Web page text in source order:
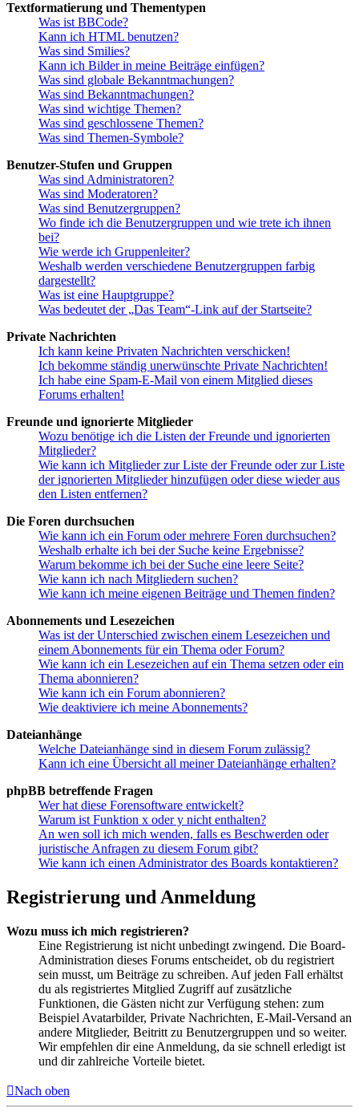
Textformatierung und Thementypen
Was ist BBCode?
Kann ich HTML benutzen?
Was sind Smilies?
Kann ich Bilder in meine Beiträge einfügen?
Was sind globale Bekanntmachungen?
Was sind Bekanntmachungen?
Was sind wichtige Themen?
Was sind geschlossene Themen?
Was sind Themen-Symbole?
Benutzer-Stufen und Gruppen
Was sind Administratoren?
Was sind Moderatoren?
Was sind Benutzergruppen?
Wo finde ich die Benutzergruppen und wie trete ich ihnen
bei?
Wie werde ich Gruppenleiter?
Weshalb werden verschiedene Benutzergruppen farbig
dargestellt?
Was ist eine Hauptgruppe?
Was bedeutet der „Das Team“-Link auf der Startseite?
Private Nachrichten
Ich kann keine Privaten Nachrichten verschicken!
Ich bekomme ständig unerwünschte Private Nachrichten!
Ich habe eine Spam-E-Mail von einem Mitglied dieses
Forums erhalten!
Freunde und ignorierte Mitglieder
Wozu benötige ich die Listen der Freunde und ignorierten
Mitglieder?
Wie kann ich Mitglieder zur Liste der Freunde oder zur Liste
der ignorierten Mitglieder hinzufügen oder diese wieder aus
den Listen entfernen?
Die Foren durchsuchen
Wie kann ich ein Forum oder mehrere Foren durchsuchen?
Weshalb erhalte ich bei der Suche keine Ergebnisse?
Warum bekomme ich bei der Suche eine leere Seite?
Wie kann ich nach Mitgliedern suchen?
Wie kann ich meine eigenen Beiträge und Themen finden?
Abonnements und Lesezeichen
Was ist der Unterschied zwischen einem Lesezeichen und
einem Abonnements für ein Thema oder Forum?
Wie kann ich ein Lesezeichen auf ein Thema setzen oder ein
Thema abonnieren?
Wie kann ich ein Forum abonnieren?
Wie deaktiviere ich meine Abonnements?
Dateianhänge
Welche Dateianhänge sind in diesem Forum zulässig?
Kann ich eine Übersicht all meiner Dateianhänge erhalten?
phpBB betreffende Fragen
Wer hat diese Forensoftware entwickelt?
Warum ist Funktion x oder y nicht enthalten?
An wen soll ich mich wenden, falls es Beschwerden oder
juristische Anfragen zu diesem Forum gibt?
Wie kann ich einen Administrator des Boards kontaktieren?
Registrierung und Anmeldung
Wozu muss ich mich registrieren?
Eine Registrierung ist nicht unbedingt zwingend. Die Board-
Administration dieses Forums entscheidet, ob du registriert
sein musst, um Beiträge zu schreiben. Auf jeden Fall erhältst
du als registriertes Mitglied Zugriff auf zusätzliche
Funktionen, die Gästen nicht zur Verfügung stehen: zum
Beispiel Avatarbilder, Private Nachrichten, E-Mail-Versand an
andere Mitglieder, Beitritt zu Benutzergruppen und so weiter.
Wir empfehlen dir eine Anmeldung, da sie schnell erledigt ist
und dir zahlreiche Vorteile bietet.
Nach oben